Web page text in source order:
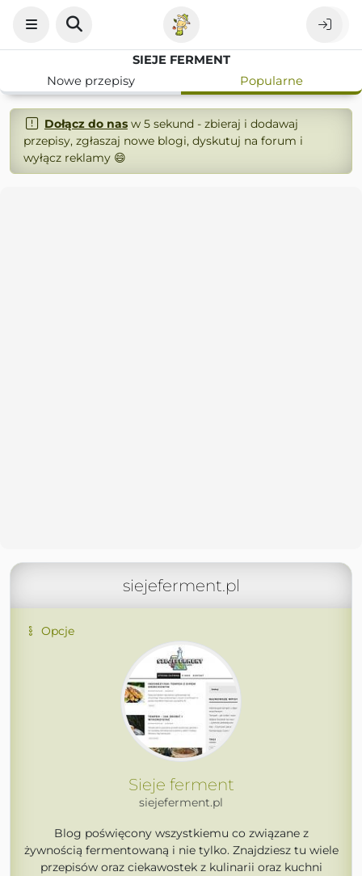
SIEJE FERMENT
Nowe przepisy
Popularne
Dołącz do nasw 5 sekund - zbieraj i dodawaj
przepisy, zgłaszaj nowe blogi, dyskutuj na forum i
wyłącz reklamy 😄
siejeferment.pl
Opcje
Sieje ferment
siejeferment.pl
Blog poświęcony wszystkiemu co związane z
żywnością fermentowaną i nie tylko. Znajdziesz tu wiele
przepisów oraz ciekawostek z kulinarii oraz kuchni